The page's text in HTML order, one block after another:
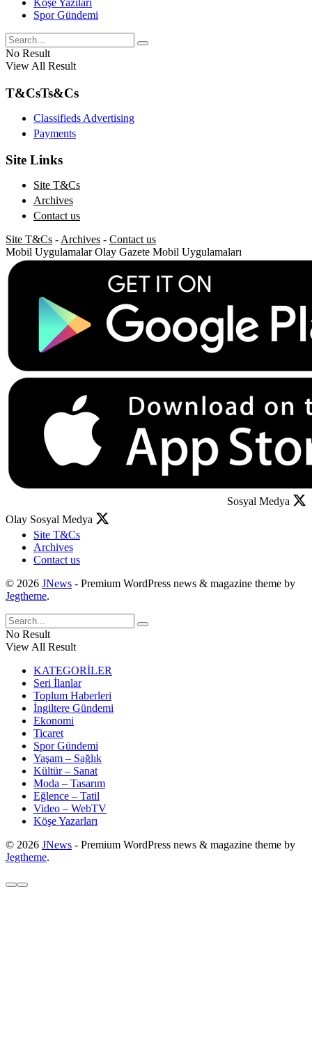
Spor Gündemi
No Result
View All Result
T&CsTs&Cs
Classifieds Advertising
Payments
Site Links
Site T&Cs
Archives
Contact us
Site T&Cs - Archives - Contact us
Mobil Uygulamalar Olay Gazete Mobil Uygulamaları
Sosyal Medya
Olay Sosyal Medya
Site T&Cs
Archives
Contact us
© 2026 JNews - Premium WordPress news & magazine theme by
Jegtheme.
No Result
View All Result
KATEGORİLER
Seri İlanlar
Toplum Haberleri
İngiltere Gündemi
Ekonomi
Ticaret
Spor Gündemi
Yaşam – Sağlık
Kültür – Sanat
Moda – Tasarım
Eğlence – Tatil
Video – WebTV
Köşe Yazarları
© 2026 JNews - Premium WordPress news & magazine theme by
Jegtheme.